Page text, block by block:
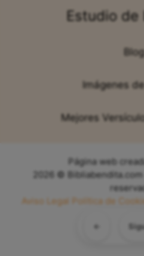
←
Estudio de
Blog
Imágenes
Mejores
Página web
2026 ©
Aviso Legal
Política de